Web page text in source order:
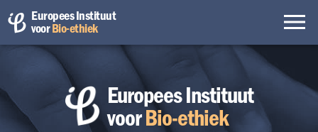
Europees Instituut
voorBio-ethiek
Europees Instituut
voorBio-ethiek